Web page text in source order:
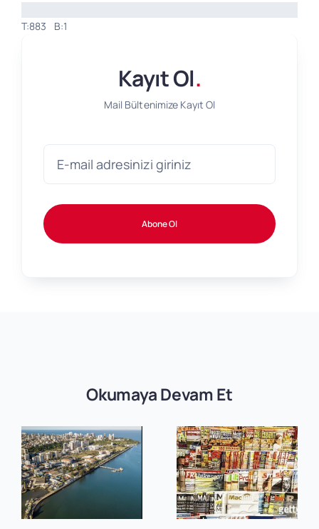
T:883 B:1
Kayıt Ol.
Mail Bültenimize Kayıt Ol
Abone Ol
Okumaya Devam Et